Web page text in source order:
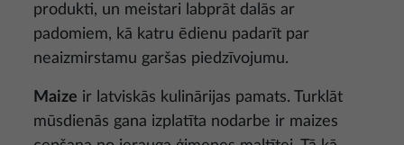
produkti, un meistari labprāt dalās ar
padomiem, kā katru ēdienu padarīt par
neaizmirstamu garšas piedzīvojumu.
Maize ir latviskās kulinārijas pamats. Turklāt
mūsdienās gana izplatīta nodarbe ir maizes